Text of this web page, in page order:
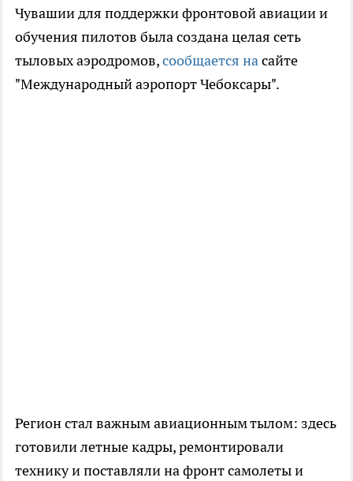
Чувашии для поддержки фронтовой авиации и
обучения пилотов была создана целая сеть
тыловых аэродромов,сообщается насайте
"Международный аэропорт Чебоксары".
Регион стал важным авиационным тылом: здесь
готовили летные кадры, ремонтировали
технику и поставляли на фронт самолеты и